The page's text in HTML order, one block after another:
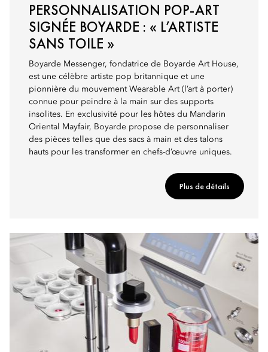
PERSONNALISATION POP-ART
SIGNÉE BOYARDE : « L’ARTISTE
SANS TOILE »
Boyarde Messenger, fondatrice de Boyarde Art House,
est une célèbre artiste pop britannique et une
pionnière du mouvement Wearable Art (l’art à porter)
connue pour peindre à la main sur des supports
insolites. En exclusivité pour les hôtes du Mandarin
Oriental Mayfair, Boyarde propose de personnaliser
des pièces telles que des sacs à main et des talons
hauts pour les transformer en chefs-d’œuvre uniques.
Plus de détails